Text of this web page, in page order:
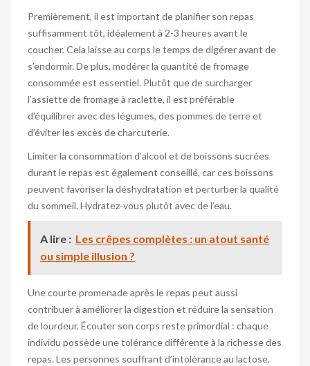
Premièrement, il est important de planifier son repas
suffisamment tôt, idéalement à 2-3 heures avant le
coucher. Cela laisse au corps le temps de digérer avant de
s’endormir. De plus, modérer la quantité de fromage
consommée est essentiel. Plutôt que de surcharger
l’assiette de fromage à raclette, il est préférable
d’équilibrer avec des légumes, des pommes de terre et
d’éviter les excès de charcuterie.
Limiter la consommation d’alcool et de boissons sucrées
durant le repas est également conseillé, car ces boissons
peuvent favoriser la déshydratation et perturber la qualité
du sommeil. Hydratez-vous plutôt avec de l’eau.
A lire : Les crêpes complètes : un atout santé
ou simple illusion ?
Une courte promenade après le repas peut aussi
contribuer à améliorer la digestion et réduire la sensation
de lourdeur. Écouter son corps reste primordial : chaque
individu possède une tolérance différente à la richesse des
repas. Les personnes souffrant d’intolérance au lactose,